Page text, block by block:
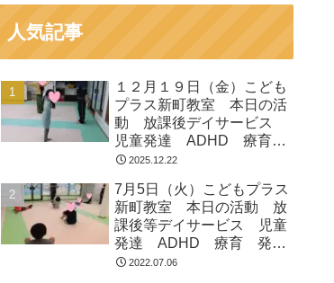
人気記事
１２月１９日（金）こども
プラス新町教室 本日の活
動 放課後デイサービス
児童発達 ADHD 療育
発達障がい
2025.12.22
7月5日（火）こどもプラス
新町教室 本日の活動 放
課後等デイサービス 児童
発達 ADHD 療育 発達
障がい
2022.07.06